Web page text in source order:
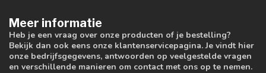
Meer informatie
Heb je een vraag over onze producten of je bestelling?
Bekijk dan ook eens onze klantenservicepagina. Je vindt hier
onze bedrijfsgegevens, antwoorden op veelgestelde vragen
en verschillende manieren om contact met ons op te nemen.